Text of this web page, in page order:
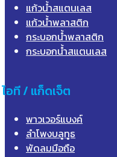
แก้วน้ำสแตนเลส
แก้วน้ำพลาสติก
กระบอกน้ำพลาสติก
กระบอกน้ำสแตนเลส
ไอที / แก็ดเจ็ต
พาวเวอร์แบงค์
ลำโพงบลูทูธ
พัดลมมือถือ